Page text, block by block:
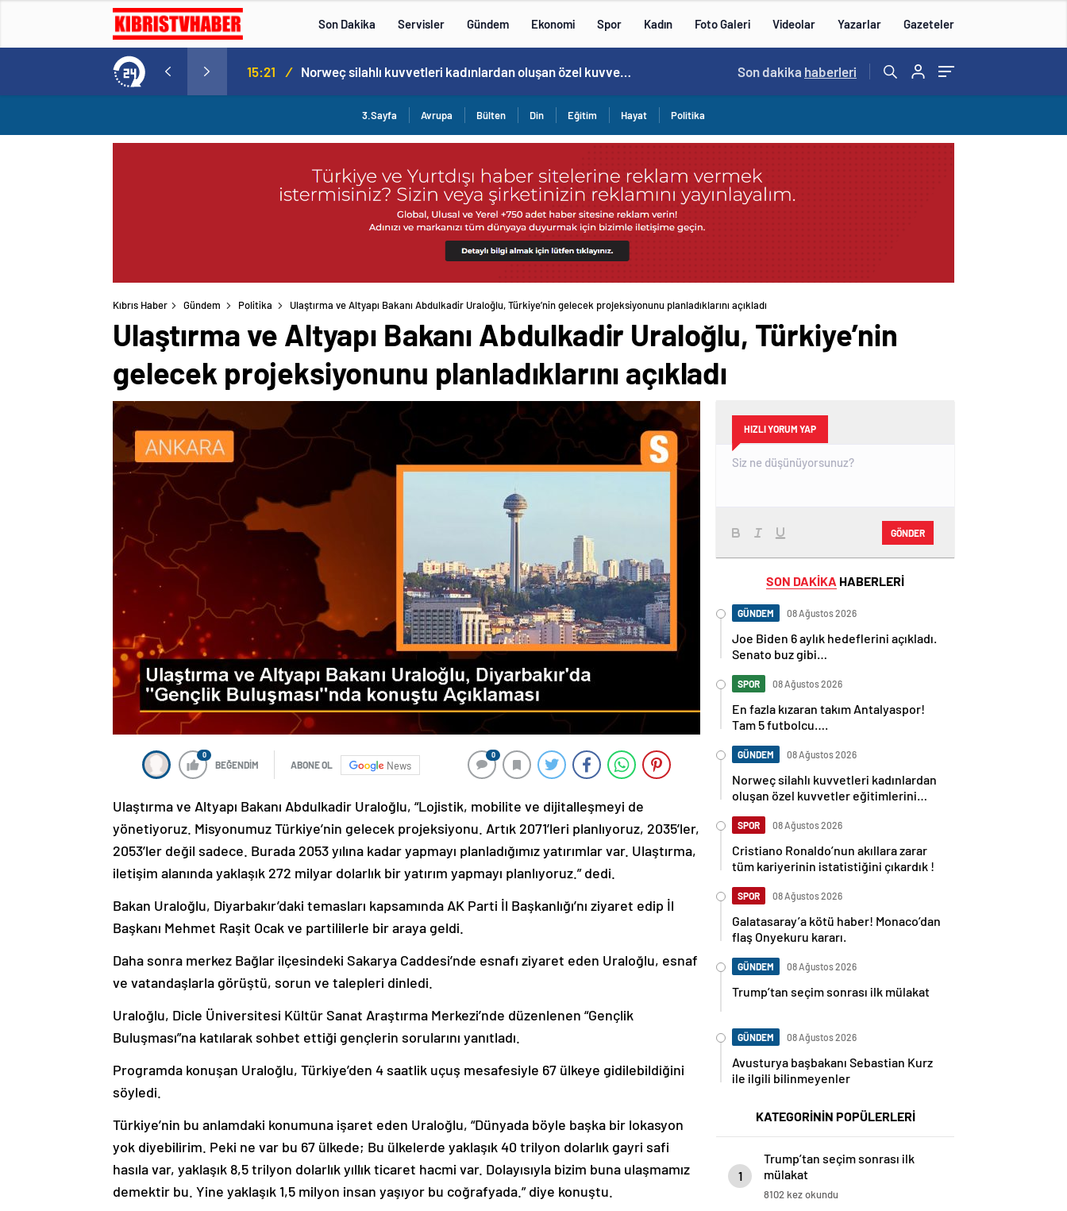
Son Dakika Servisler Gündem Ekonomi Spor Kadın Foto Galeri Videolar Yazarlar Gazeteler
Tam 5 futbolcu…. 15:21 / Norweç silahlı kuvvetleri kadınlardan oluşan özel kuvvetler eğitimlerini başlattı. 15:20 /
Son dakika haberleri
3.Sayfa Avrupa Bülten Din Eğitim Hayat Politika
Kıbrıs Haber Gündem Politika Ulaştırma ve Altyapı Bakanı Abdulkadir Uraloğlu, Türkiye’nin gelecek projeksiyonunu planladıklarını açıkladı
Ulaştırma ve Altyapı Bakanı Abdulkadir Uraloğlu, Türkiye’nin
gelecek projeksiyonunu planladıklarını açıkladı
0
BEĞENDİM ABONE OL News
0
Ulaştırma ve Altyapı Bakanı Abdulkadir Uraloğlu, “Lojistik, mobilite ve dijitalleşmeyi de
yönetiyoruz. Misyonumuz Türkiye’nin gelecek projeksiyonu. Artık 2071’leri planlıyoruz, 2035’ler,
2053’ler değil sadece. Burada 2053 yılına kadar yapmayı planladığımız yatırımlar var. Ulaştırma,
iletişim alanında yaklaşık 272 milyar dolarlık bir yatırım yapmayı planlıyoruz.” dedi.
Bakan Uraloğlu, Diyarbakır’daki temasları kapsamında AK Parti İl Başkanlığı’nı ziyaret edip İl
Başkanı Mehmet Raşit Ocak ve partililerle bir araya geldi.
Daha sonra merkez Bağlar ilçesindeki Sakarya Caddesi’nde esnafı ziyaret eden Uraloğlu, esnaf
ve vatandaşlarla görüştü, sorun ve talepleri dinledi.
Uraloğlu, Dicle Üniversitesi Kültür Sanat Araştırma Merkezi’nde düzenlenen “Gençlik
Buluşması”na katılarak sohbet ettiği gençlerin sorularını yanıtladı.
Programda konuşan Uraloğlu, Türkiye’den 4 saatlik uçuş mesafesiyle 67 ülkeye gidilebildiğini
söyledi.
Türkiye’nin bu anlamdaki konumuna işaret eden Uraloğlu, “Dünyada böyle başka bir lokasyon
yok diyebilirim. Peki ne var bu 67 ülkede; Bu ülkelerde yaklaşık 40 trilyon dolarlık gayri safi
hasıla var, yaklaşık 8,5 trilyon dolarlık yıllık ticaret hacmi var. Dolayısıyla bizim buna ulaşmamız
demektir bu. Yine yaklaşık 1,5 milyon insan yaşıyor bu coğrafyada.” diye konuştu.
HIZLI YORUM YAP
GÖNDER
SON DAKİKA HABERLERİ
GÜNDEM 08 Ağustos 2026
Joe Biden 6 aylık hedeflerini açıkladı.
Senato buz gibi…
SPOR 08 Ağustos 2026
En fazla kızaran takım Antalyaspor!
Tam 5 futbolcu….
GÜNDEM 08 Ağustos 2026
Norweç silahlı kuvvetleri kadınlardan
oluşan özel kuvvetler eğitimlerini
SPOR 08 Ağustos 2026
Cristiano Ronaldo’nun akıllara zarar
tüm kariyerinin istatistiğini çıkardık !
SPOR 08 Ağustos 2026
Galatasaray’a kötü haber! Monaco’dan
flaş Onyekuru kararı.
GÜNDEM 08 Ağustos 2026
Trump’tan seçim sonrası ilk mülakat
GÜNDEM 08 Ağustos 2026
Avusturya başbakanı Sebastian Kurz
ile ilgili bilinmeyenler
KATEGORİNİN POPÜLERLERİ
1
Trump’tan seçim sonrası ilk
mülakat
8102 kez okundu